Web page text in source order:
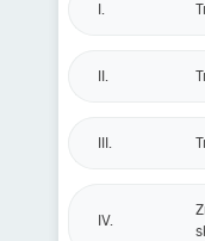
I.
II.
III.
IV.